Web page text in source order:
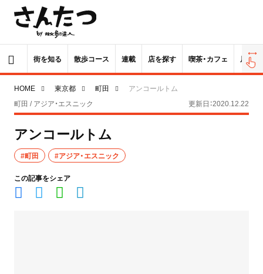
街を知る 散歩コース 連載 店を探す 喫茶・カフェ 居酒屋
HOME 東京都 町田
アンコールトム
町田 / アジア・エスニック
更新日：2020.12.22
アンコールトム
#町田 #アジア・エスニック
この記事をシェア